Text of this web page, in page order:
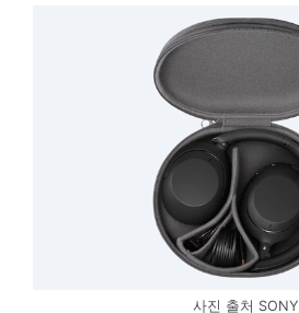
사진 출처 SONY